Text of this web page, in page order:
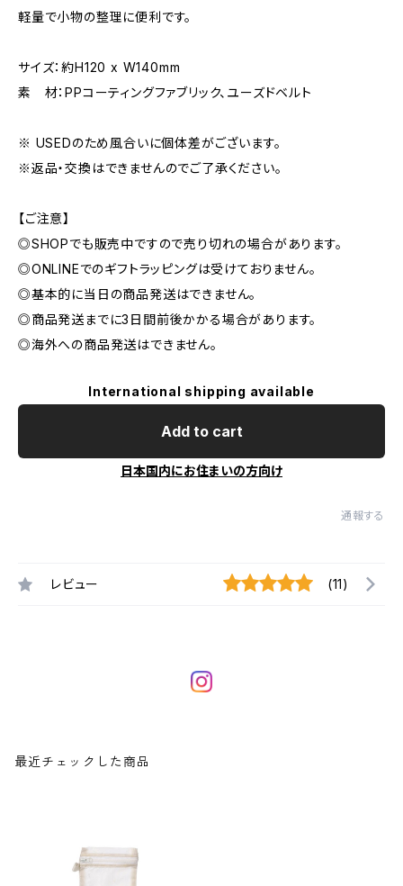
軽量で小物の整理に便利です。
サイズ：約H120 x W140mm
素 材：PPコーティングファブリック、ユーズドベルト
※ USEDのため風合いに個体差がございます。
※返品・交換はできませんのでご了承ください。
【ご注意】
◎SHOPでも販売中ですので売り切れの場合があります。
◎ONLINEでのギフトラッピングは受けておりません。
◎基本的に当日の商品発送はできません。
◎商品発送までに3日間前後かかる場合があります。
◎海外への商品発送はできません。
International shipping available
Add to cart
日本国内にお住まいの方向け
通報する
レビュー (11)
最近チェックした商品